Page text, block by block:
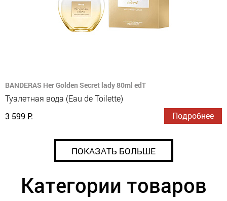
BANDERAS Her Golden Secret lady 80ml edT
Туалетная вода (Eau de Toilette)
3 599 Р.
Подробнее
ПОКАЗАТЬ БОЛЬШЕ
Категории товаров